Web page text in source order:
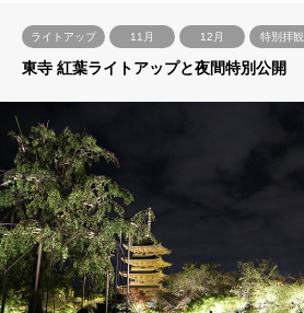
ライトアップ 11月 12月 特別拝観
東寺 紅葉ライトアップと夜間特別公開